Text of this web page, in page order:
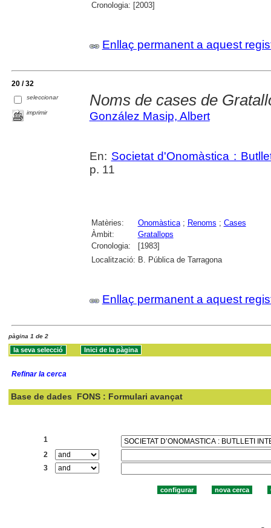
Cronologia: [2003]
Enllaç permanent a aquest
20 / 32
seleccionar
imprimir
Noms de cases de
González Masip, Albert
En: Societat d'Onomàstica :
p. 11
Matèries: Onomàstica; Renoms ; Cases
Àmbit:
Gratallops
Cronologia:
[1983]
Localització: B. Pública de Tarragona
Enllaç permanent a aquest
pàgina 1 de 2
Refinar la cerca
Base de dades FONS : Formulari avançat
1
2
3